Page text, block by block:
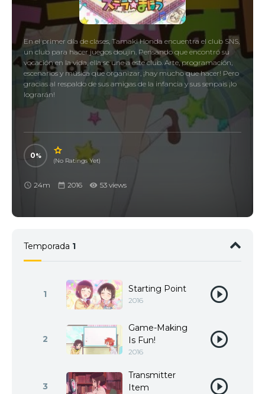
En el primer día de clases, Tamaki Honda encuentra el club SNS,
un club para hacer juegos doujin. Pensando que encontró su
vocación en la vida, ella se une a este club. Arte, programación,
escenarios y música que organizar, ¡hay mucho que hacer! Pero
gracias al respaldo de sus amigas de la infancia y sus senpais ¡lo
lograrán!
0
(No Ratings Yet)
24m 2016 53 views
Temporada 1
1 Starting Point
2016
2
Game-Making
Is Fun!
2016
3
Transmitter
Item